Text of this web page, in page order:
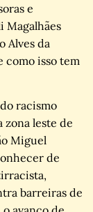
e
Magalhães
Alves da
como isso tem
racismo
leste de
Miguel
de
barreiras de